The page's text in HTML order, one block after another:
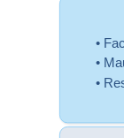
•
•
•